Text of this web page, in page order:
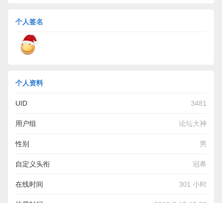
个人签名
个人资料
UID 3481
用户组 论坛大神
性别 男
自定义头衔 冠希
在线时间 301 小时